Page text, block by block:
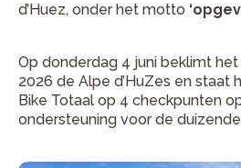
d’Huez, onder het motto
Op donderdag 4 juni beklimt
2026 de Alpe d’HuZes en staat
Bike Totaal op 4 checkpunten
ondersteuning voor de